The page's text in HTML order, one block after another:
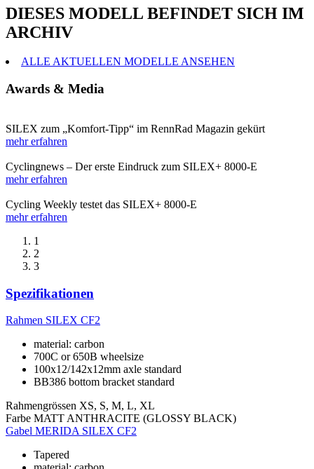
DIESES MODELL BEFINDET SICH IM
ARCHIV
ALLE AKTUELLEN MODELLE ANSEHEN
Awards & Media
SILEX zum „Komfort-Tipp“ im RennRad Magazin gekürt
mehr erfahren
Cyclingnews – Der erste Eindruck zum SILEX+ 8000-E
mehr erfahren
Cycling Weekly testet das SILEX+ 8000-E
mehr erfahren
1
2
3
Spezifikationen
Rahmen SILEX CF2
material: carbon
700C or 650B wheelsize
100x12/142x12mm axle standard
BB386 bottom bracket standard
Rahmengrössen XS, S, M, L, XL
Farbe MATT ANTHRACITE (GLOSSY BLACK)
Gabel MERIDA SILEX CF2
Tapered